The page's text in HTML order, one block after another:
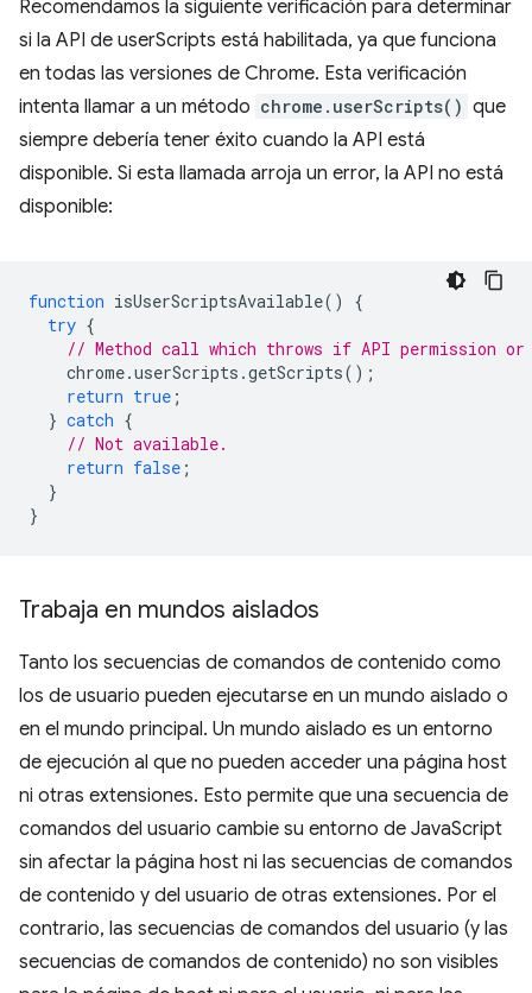
Recomendamos la siguiente verificación para determinar
si la API de userScripts está habilitada, ya que funciona
en todas las versiones de Chrome. Esta verificación
intenta llamar a un método chrome.userScripts() que
siempre debería tener éxito cuando la API está
disponible. Si esta llamada arroja un error, la API no está
disponible:
function isUserScriptsAvailable()
{
try {
// Method call which throws if API permission
chrome.userScripts .getScripts();
return true ;
} catch {
// Not available.
return false ;
}
}
Trabaja en mundos aislados
Tanto los secuencias de comandos de contenido como
los de usuario pueden ejecutarse en un mundo aislado o
en el mundo principal. Un mundo aislado es un entorno
de ejecución al que no pueden acceder una página host
ni otras extensiones. Esto permite que una secuencia de
comandos del usuario cambie su entorno de JavaScript
sin afectar la página host ni las secuencias de comandos
de contenido y del usuario de otras extensiones. Por el
contrario, las secuencias de comandos del usuario (y las
secuencias de comandos de contenido) no son visibles